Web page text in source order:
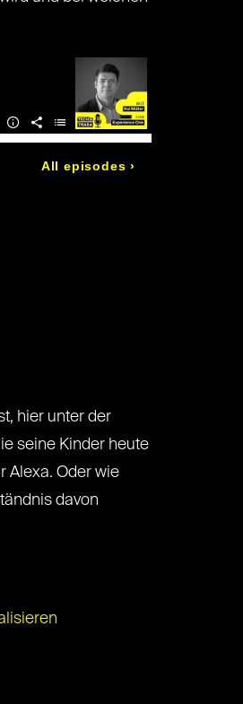
hier unter der
seine Kinder heute
Alexa. Oder wie
davon